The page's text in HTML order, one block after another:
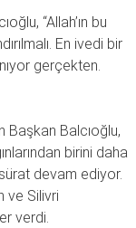
“Allah’ın bu
En ivedi bir
gerçekten.
Başkan Balcıoğlu,
birini daha
devam ediyor.
ve Silivri
verdi.